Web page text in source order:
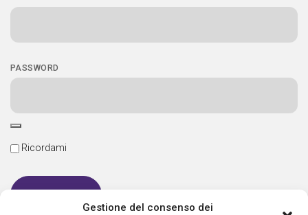
Gestione del consenso dei
PASSWORD
Ricordami